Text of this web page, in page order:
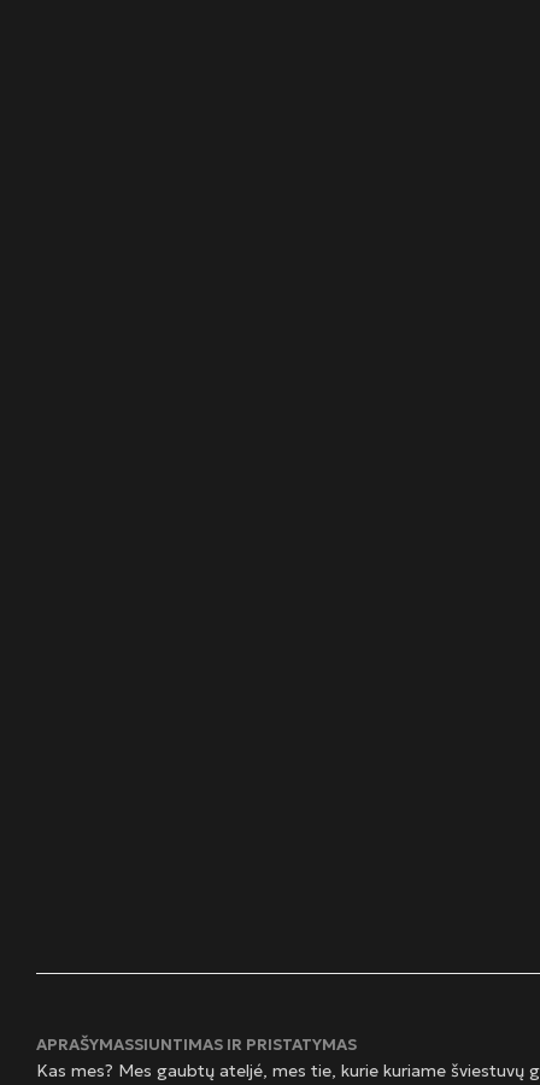
APRAŠYMASSIUNTIMAS IR PRISTATYMAS
Kas mes? Mes gaubtų ateljé, mes tie, kurie kuriame